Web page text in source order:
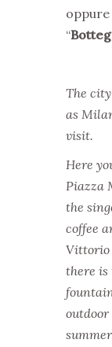
oppure
“
The
as
visit.
Here
Piazza
the
coffee
Vittorio
there is